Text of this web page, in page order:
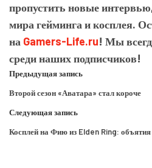
пропустить новые
мира гейминга и косплея.
на Gamers-Life.ru! Мы
среди наших подписчиков!
Предыдущая запись
Второй сезон «Аватара» стал короче
Следующая запись
Косплей на Фию из Elden Ring: объятия